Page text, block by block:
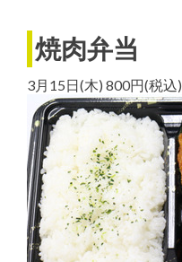
焼肉弁当
3月15日(木) 800円(税込)